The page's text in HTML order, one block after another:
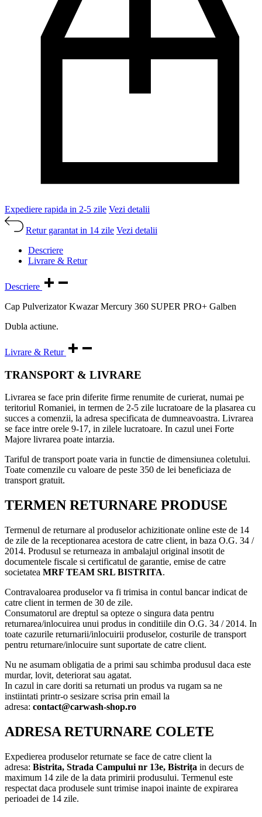
Expediere rapida in 2-5 zile Vezi detalii
Retur garantat in 14 zile Vezi detalii
Descriere
Livrare & Retur
Descriere
Cap Pulverizator Kwazar Mercury 360 SUPER PRO+ Galben
Dubla actiune.
Livrare & Retur
TRANSPORT & LIVRARE
Livrarea se face prin diferite firme renumite de curierat, numai pe
teritoriul Romaniei, in termen de 2-5 zile lucratoare de la plasarea cu
succes a comenzii, la adresa specificata de dumneavoastra. Livrarea
se face intre orele 9-17, in zilele lucratoare. In cazul unei Forte
Majore livrarea poate intarzia.
Tariful de transport poate varia in functie de dimensiunea coletului.
Toate comenzile cu valoare de peste 350 de lei beneficiaza de
transport gratuit.
TERMEN RETURNARE PRODUSE
Termenul de returnare al produselor achizitionate online este de 14
de zile de la receptionarea acestora de catre client, in baza O.G. 34 /
2014. Produsul se returneaza in ambalajul original insotit de
documentele fiscale si certificatul de garantie, emise de catre
societatea MRF TEAM SRL BISTRITA.
Contravaloarea produselor va fi trimisa in contul bancar indicat de
catre client in termen de 30 de zile.
Consumatorul are dreptul sa opteze o singura data pentru
returnarea/inlocuirea unui produs in conditiile din O.G. 34 / 2014. In
toate cazurile returnarii/inlocuirii produselor, costurile de transport
pentru returnare/inlocuire sunt suportate de catre client.
Nu ne asumam obligatia de a primi sau schimba produsul daca este
murdar, lovit, deteriorat sau agatat.
In cazul in care doriti sa returnati un produs va rugam sa ne
instiintati printr-o sesizare scrisa prin email la
adresa: contact@carwash-shop.ro
ADRESA RETURNARE COLETE
Expedierea produselor returnate se face de catre client la
adresa: Bistrita, Strada Campului nr 13e, Bistrița in decurs de
maximum 14 zile de la data primirii produsului. Termenul este
respectat daca produsele sunt trimise inapoi inainte de expirarea
perioadei de 14 zile.